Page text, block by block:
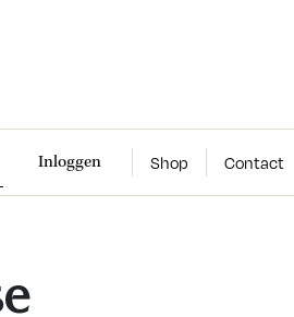
Inloggen Shop Contact